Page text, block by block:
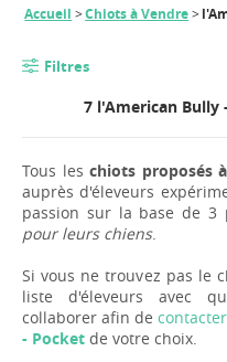
Accueil Chiots à Vendre
Filtres
7 l'American Bully
Tous leschiots proposés
auprès d'éleveurs
passion sur la base de 3
pour leurs chiens.
Si vous ne trouvez pas le
liste d'éleveurs avec
collaborer afin decontacter
- Pocket de votre choix.